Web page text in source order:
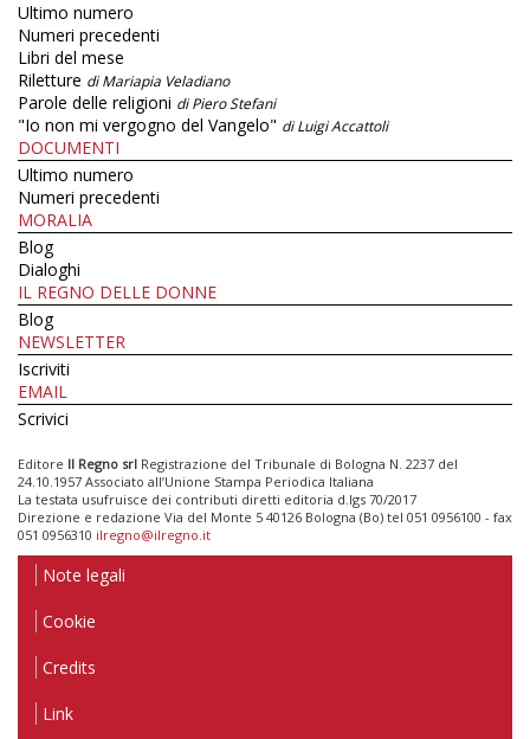
Ultimo numero
Numeri precedenti
Libri del mese
Riletture di Mariapia Veladiano
Parole delle religioni di Piero Stefani
"Io non mi vergogno del Vangelo" di Luigi Accattoli
DOCUMENTI
Ultimo numero
Numeri precedenti
MORALIA
Blog
Dialoghi
IL REGNO DELLE DONNE
Blog
NEWSLETTER
Iscriviti
EMAIL
Scrivici
Editore Il Regno srl Registrazione del Tribunale di Bologna N. 2237 del
24.10.1957 Associato all’Unione Stampa Periodica Italiana
La testata usufruisce dei contributi diretti editoria d.lgs 70/2017
Direzione e redazione Via del Monte 5 40126 Bologna (Bo) tel 051 0956100 - fax
051 0956310 ilregno@ilregno.it
Note legali
Cookie
Credits
Link